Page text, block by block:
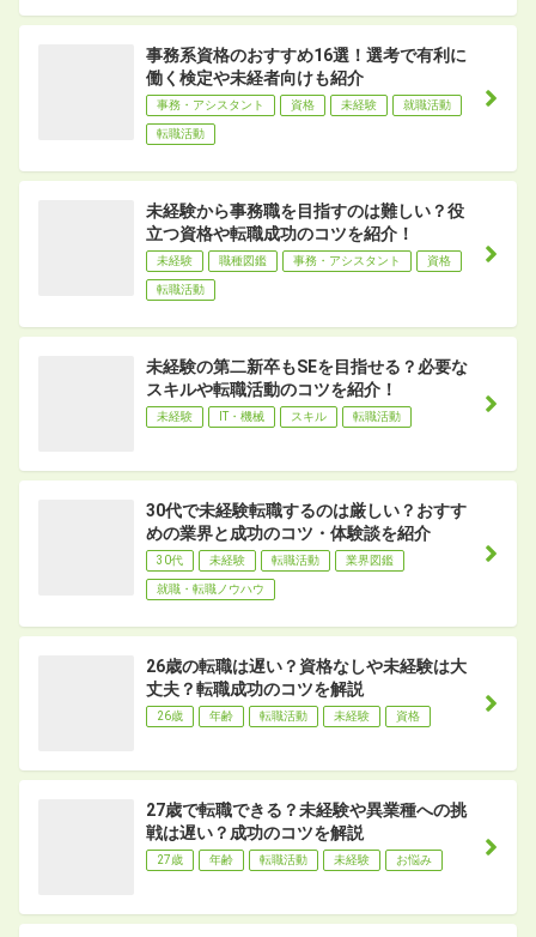
事務系資格のおすすめ16選！選考で有利に
働く検定や未経者向けも紹介
事務・アシスタント 資格 未経験 就職活動
転職活動
未経験から事務職を目指すのは難しい？役
立つ資格や転職成功のコツを紹介！
未経験 職種図鑑 事務・アシスタント 資格
転職活動
未経験の第二新卒もSEを目指せる？必要な
スキルや転職活動のコツを紹介！
未経験 IT・機械 スキル 転職活動
30代で未経験転職するのは厳しい？おすす
めの業界と成功のコツ・体験談を紹介
30代 未経験 転職活動 業界図鑑
就職・転職ノウハウ
26歳の転職は遅い？資格なしや未経験は大
丈夫？転職成功のコツを解説
26歳 年齢 転職活動 未経験 資格
27歳で転職できる？未経験や異業種への挑
戦は遅い？成功のコツを解説
27歳 年齢 転職活動 未経験 お悩み